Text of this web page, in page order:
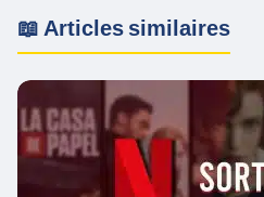
📖 Articles similaires